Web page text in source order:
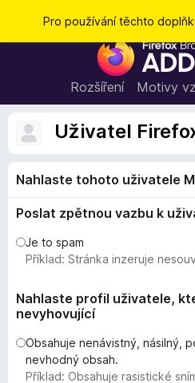
Pro používání těchto
D
o
p
l
ň
k
d
p
o
l
e
č
Rozšíření Motivy
Uživatel
Nahlaste tohoto uživatele
Poslat zpětnou vazbu k
Je to spam
Příklad: Stránka inzeruje
Nahlaste profil uživatele,
nevyhovující
Obsahuje nenávistný, násilný,
nevhodný obsah.
Příklad: Obsahuje rasistické